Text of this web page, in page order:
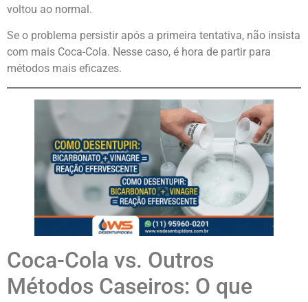
voltou ao normal.
Se o problema persistir após a primeira tentativa, não insista
com mais Coca-Cola. Nesse caso, é hora de partir para
métodos mais eficazes.
Coca-Cola vs. Outros
Métodos Caseiros: O que